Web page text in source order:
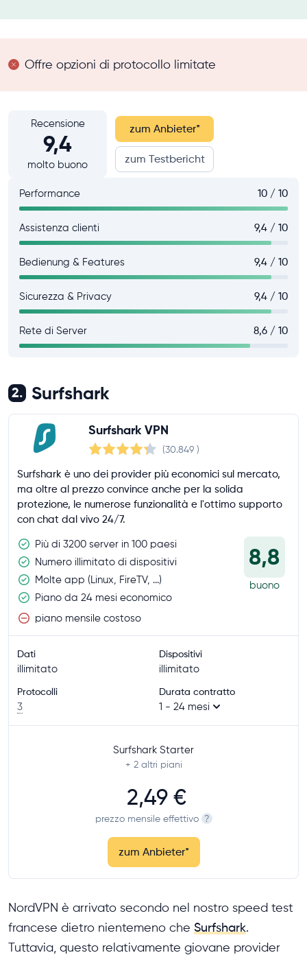
Offre opzioni di protocollo limitate
Recensione
9,4
molto buono
zum Anbieter*
zum Testbericht
Performance 10 / 10
Assistenza clienti 9,4 / 10
Bedienung & Features 9,4 / 10
Sicurezza & Privacy 9,4 / 10
Rete di Server 8,6 / 10
2. Surfshark
Surfshark VPN
(30.849 )
Surfshark è uno dei provider più economici sul mercato,
ma oltre al prezzo convince anche per la solida
protezione, le numerose funzionalità e l'ottimo supporto
con chat dal vivo 24/7.
Più di 3200 server in 100 paesi
Numero illimitato di dispositivi
Molte app (Linux, FireTV, ...)
Piano da 24 mesi economico
piano mensile costoso
8,8
buono
Dati
illimitato
Dispositivi
illimitato
Protocolli
3
Durata contratto
1 - 24 mesi
Surfshark Starter
+ 2 altri piani
2,49 €
prezzo mensile effettivo ?
zum Anbieter*
NordVPN è arrivato secondo nel nostro speed test
francese dietro nientemeno che Surfshark.
Tuttavia, questo relativamente giovane provider